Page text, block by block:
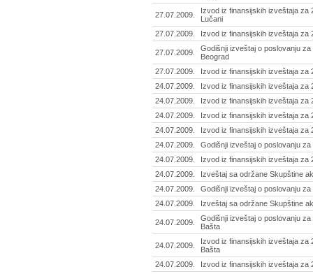
27.07.2009.
Izvod iz finansijskih izveštaja za
Lučani
27.07.2009.
Izvod iz finansijskih izveštaja za
27.07.2009.
Godišnji izveštaj o poslovanju
Beograd
27.07.2009.
Izvod iz finansijskih izveštaja za
24.07.2009.
Izvod iz finansijskih izveštaja za
24.07.2009.
Izvod iz finansijskih izveštaja za
24.07.2009.
Izvod iz finansijskih izveštaja za
24.07.2009.
Izvod iz finansijskih izveštaja za
24.07.2009.
Godišnji izveštaj o poslovanju
24.07.2009.
Izvod iz finansijskih izveštaja za
24.07.2009.
Izveštaj sa održane Skupštine
24.07.2009.
Godišnji izveštaj o poslovanju
24.07.2009.
Izveštaj sa održane Skupštine
24.07.2009.
Godišnji izveštaj o poslovanju
Bašta
24.07.2009.
Izvod iz finansijskih izveštaja za
Bašta
24.07.2009.
Izvod iz finansijskih izveštaja za